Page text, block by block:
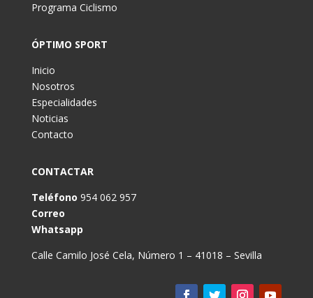
Programa Ciclismo
ÓPTIMO SPORT
Inicio
Nosotros
Especialidades
Noticias
Contacto
CONTACTAR
Teléfono 954 062 957
Correo
Whatsapp
Calle Camilo José Cela, Número 1 – 41018 – Sevilla